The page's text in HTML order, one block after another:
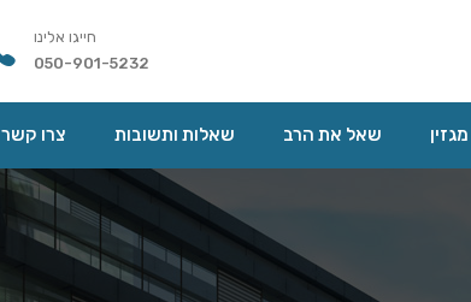
חייגו אלינו
050-901-5232
מגזין שאל את הרב שאלות ותשובות צרו קשר